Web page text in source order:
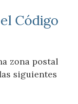
Código
zona postal
siguientes